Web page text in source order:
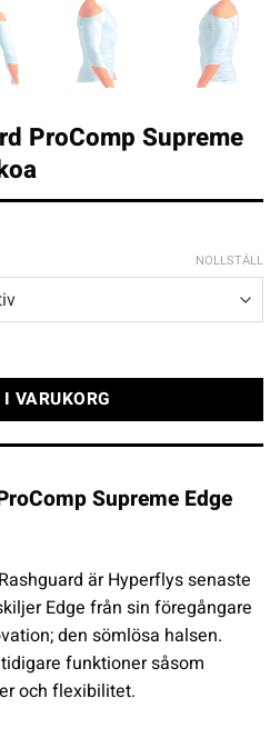
ProComp Supreme
NOLLSTÄLL
Supreme Edge Långärmad koa
VARUKORG
Supreme Edge
är Hyperflys senaste
Edge från sin föregångare
den sömlösa halsen.
funktioner såsom
och flexibilitet.